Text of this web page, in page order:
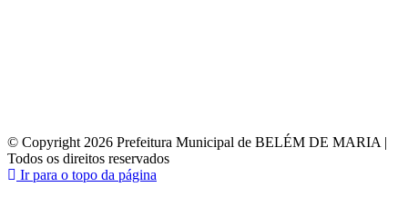
© Copyright 2026 Prefeitura Municipal de BELÉM DE MARIA |
Todos os direitos reservados
Ir para o topo da página